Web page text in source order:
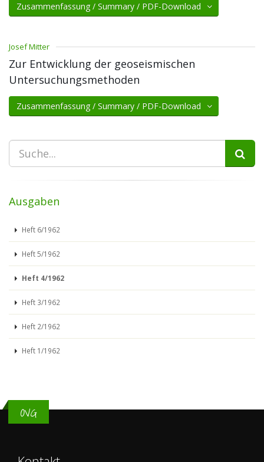
Zusammenfassung / Summary / PDF-Download
Josef Mitter
Zur Entwicklung der geoseismischen
Untersuchungsmethoden
Zusammenfassung / Summary / PDF-Download
Ausgaben
Heft 6/1962
Heft 5/1962
Heft 4/1962
Heft 3/1962
Heft 2/1962
Heft 1/1962
OVG